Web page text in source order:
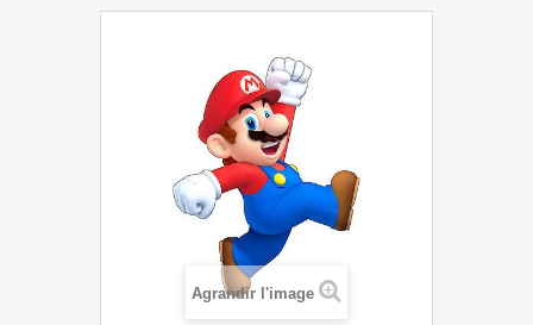
Agrandir l'image